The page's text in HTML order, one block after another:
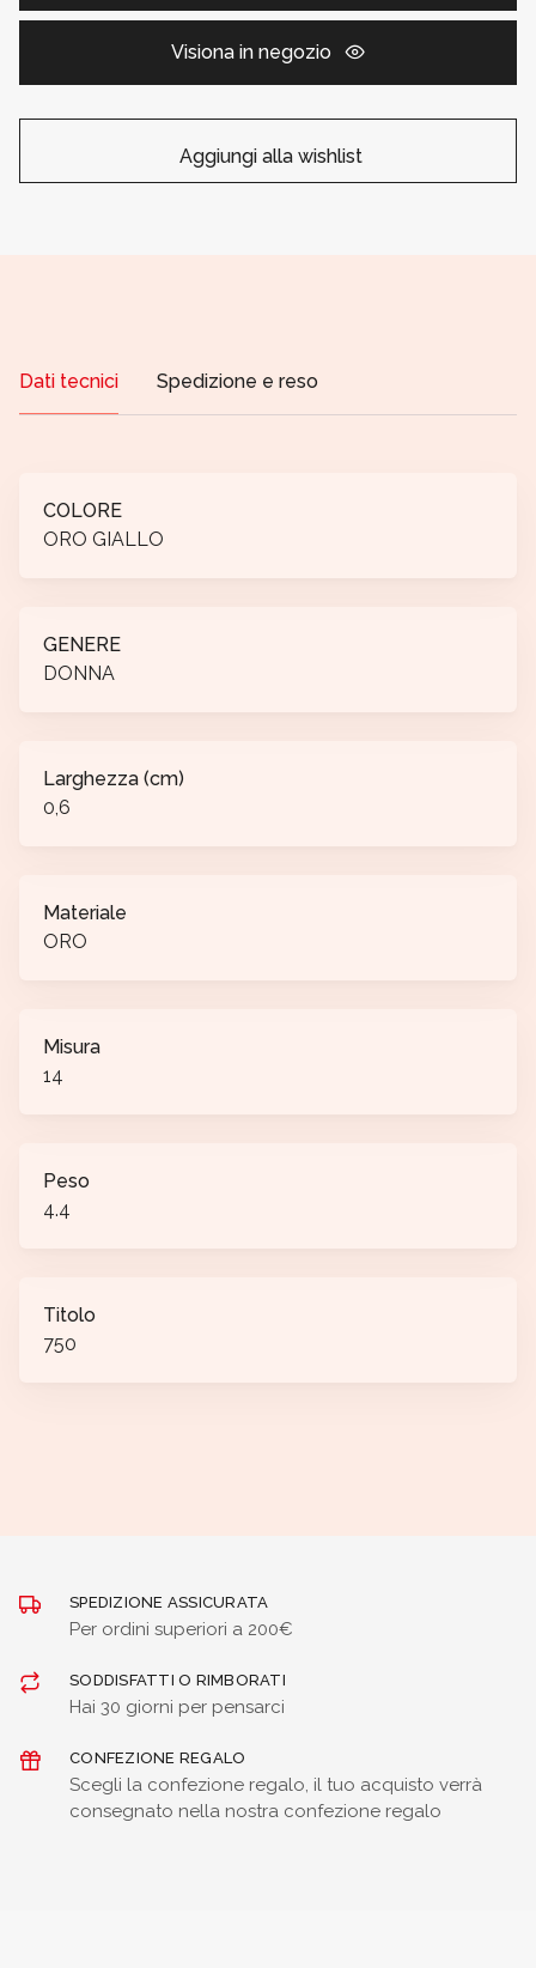
Visiona in negozio
Aggiungi alla wishlist
Dati tecnici Spedizione e reso
COLORE
ORO GIALLO
GENERE
DONNA
Larghezza (cm)
0,6
Materiale
ORO
Misura
14
Peso
4.4
Titolo
750
SPEDIZIONE ASSICURATA
Per ordini superiori a 200€
SODDISFATTI O RIMBORATI
Hai 30 giorni per pensarci
CONFEZIONE REGALO
Scegli la confezione regalo, il tuo acquisto verrà
consegnato nella nostra confezione regalo